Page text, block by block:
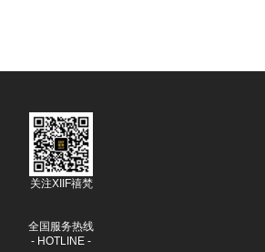
关注XIIF禧梵
全国服务热线
- HOTLINE -